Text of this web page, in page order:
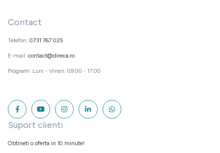
Contact
Telefon: 0731 767 025
E-mail: contact@direca.ro
Program: Luni - Vineri: 09:00 - 17:00
Suport clienti
Obtineti o oferta in 10 minute!